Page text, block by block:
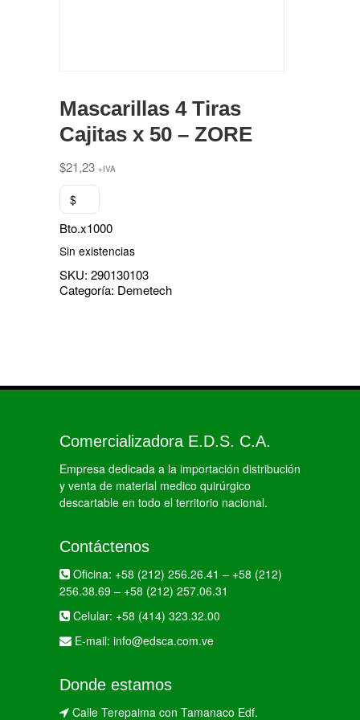
Mascarillas 4 Tiras
Cajitas x 50 – ZORE
$21,23 +IVA
$
Bto.x1000
Sin existencias
SKU: 290130103
Categoría: Demetech
Comercializadora E.D.S. C.A.
Empresa dedicada a la importación distribución
y venta de material medico quirúrgico
descartable en todo el territorio nacional.
Contáctenos
Oficina: +58 (212) 256.26.41 – +58 (212)
256.38.69 – +58 (212) 257.06.31
Celular: +58 (414) 323.32.00
E-mail: info@edsca.com.ve
Donde estamos
Calle Terepaima con Tamanaco Edf.